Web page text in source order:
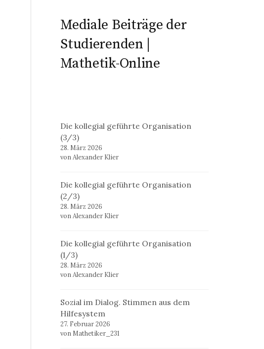
Mediale Beiträge der
Studierenden |
Mathetik-Online
Die kollegial geführte Organisation
(3/3)
28. März 2026
von Alexander Klier
Die kollegial geführte Organisation
(2/3)
28. März 2026
von Alexander Klier
Die kollegial geführte Organisation
(1/3)
28. März 2026
von Alexander Klier
Sozial im Dialog. Stimmen aus dem
Hilfesystem
27. Februar 2026
von Mathetiker_231